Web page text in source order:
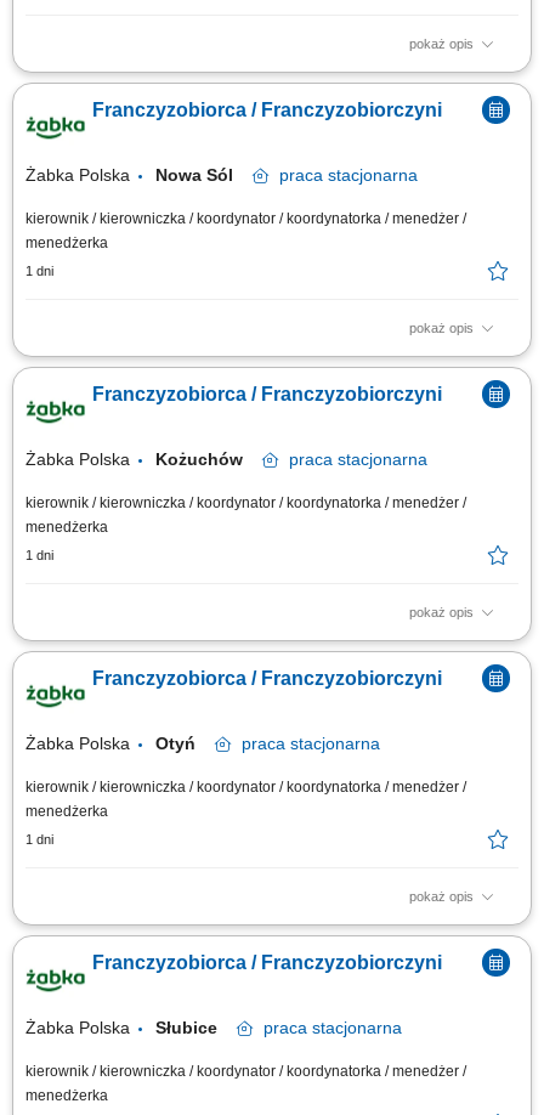
pokaż opis
Główne zadania: Prowadzenie własnej działalności gospodarczej w
oparciu o sprawdzony model biznesowy. Dbanie o wysoką jakość obsługi.
Monitorowanie stanów magazynowych i zamówień. Dostosowywanie
asortymentu sklepu do potrzeb lokalnego rynku. Współpraca z centralą w
Franczyzobiorca / Franczyzobiorczyni
Żabka Polska Nowa Sól praca stacjonarna
kierownik / kierowniczka / koordynator / koordynatorka / menedżer /
menedżerka
1 dni
pokaż opis
Główne zadania: Prowadzenie własnej działalności gospodarczej w
oparciu o sprawdzony model biznesowy. Dbanie o wysoką jakość obsługi.
Monitorowanie stanów magazynowych i zamówień. Dostosowywanie
asortymentu sklepu do potrzeb lokalnego rynku. Współpraca z centralą w
Franczyzobiorca / Franczyzobiorczyni
Żabka Polska Kożuchów praca stacjonarna
kierownik / kierowniczka / koordynator / koordynatorka / menedżer /
menedżerka
1 dni
pokaż opis
Główne zadania: Prowadzenie własnej działalności gospodarczej w
oparciu o sprawdzony model biznesowy. Dbanie o wysoką jakość obsługi.
Monitorowanie stanów magazynowych i zamówień. Dostosowywanie
asortymentu sklepu do potrzeb lokalnego rynku. Współpraca z centralą w
Franczyzobiorca / Franczyzobiorczyni
Żabka Polska Otyń praca stacjonarna
kierownik / kierowniczka / koordynator / koordynatorka / menedżer /
menedżerka
1 dni
pokaż opis
Główne zadania: Prowadzenie własnej działalności gospodarczej w
oparciu o sprawdzony model biznesowy. Dbanie o wysoką jakość obsługi.
Monitorowanie stanów magazynowych i zamówień. Dostosowywanie
asortymentu sklepu do potrzeb lokalnego rynku. Współpraca z centralą w
Franczyzobiorca / Franczyzobiorczyni
Żabka Polska Słubice praca stacjonarna
kierownik / kierowniczka / koordynator / koordynatorka / menedżer /
menedżerka